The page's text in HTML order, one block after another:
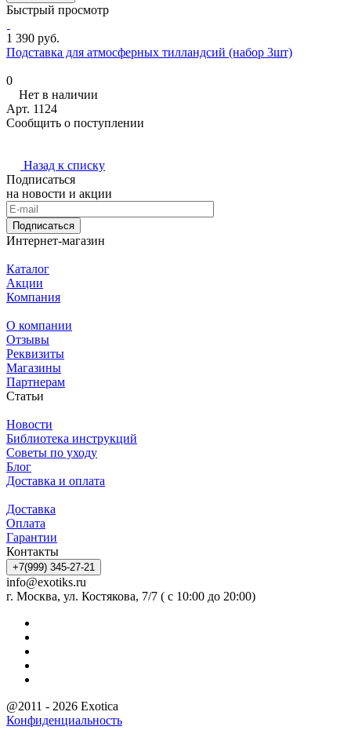
Быстрый просмотр
1 390 руб.
Подставка для атмосферных тилландсий (набор 3шт)
0
Нет в наличии
Арт. 1124
Сообщить о поступлении
Назад к списку
Подписаться
на новости и акции
Подписаться
Интернет-магазин
Каталог
Акции
Компания
О компании
Отзывы
Реквизиты
Магазины
Партнерам
Статьи
Новости
Библиотека инструкций
Советы по уходу
Блог
Доставка и оплата
Доставка
Оплата
Гарантии
Контакты
+7(999) 345-27-21
info@exotiks.ru
г. Москва, ул. Костякова, 7/7 ( с 10:00 до 20:00)
@2011 - 2026 Exotica
Конфиденциальность